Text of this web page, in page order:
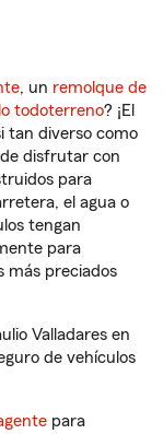
, un remolque de
todoterreno? ¡El
tan diverso como
disfrutar con
para
el agua o
tengan
para
más preciados
Valladares en
de vehículos
para